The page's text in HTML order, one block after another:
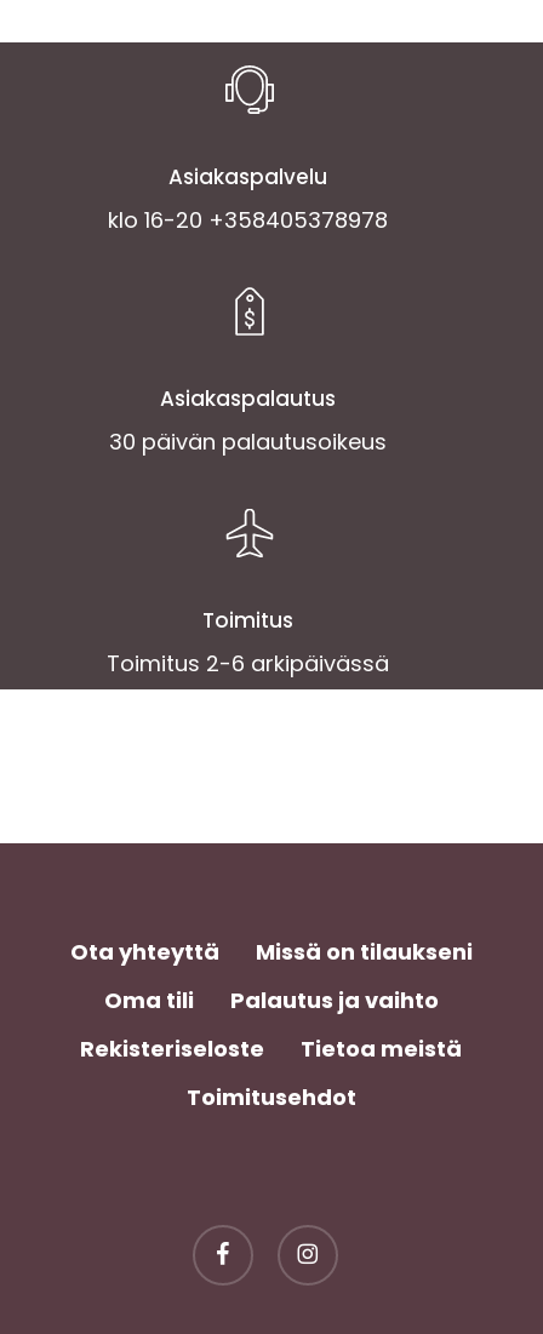
Asiakaspalvelu
klo 16-20 +358405378978
Asiakaspalautus
30 päivän palautusoikeus
Toimitus
Toimitus 2-6 arkipäivässä
Ota yhteyttä
Missä on tilaukseni
Oma tili
Palautus ja vaihto
Rekisteriseloste
Tietoa meistä
Toimitusehdot
facebook instagram